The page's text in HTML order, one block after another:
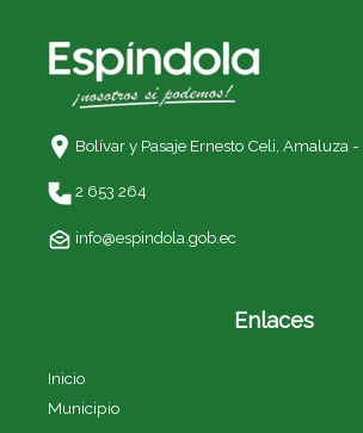
Bolívar y Pasaje Ernesto Celi, Amaluza -
2 653 264
info@espindola.gob.ec
Enlaces
Inicio
Municipio